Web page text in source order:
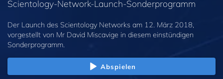
Scientology-Network-Launch-Sonderprogramm
Der Launch des Scientology Networks am 12. März 2018,
vorgestellt von Mr David Miscavige in diesem einstündigen
Sonderprogramm.
Abspielen